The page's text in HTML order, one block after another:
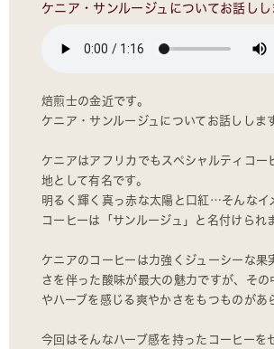
ケニア・サンルージュについてお話しし
焙煎士の金近です。
ケニア・サンルージュについてお話ししま
ケニアはアフリカでもスペシャルティコー
地として有名です。
明るく輝く真っ赤な太陽と口紅…そんなイ
コーヒーは「サンルージュ」と名付けられ
ケニアのコーヒーは力強くジューシーな果
さを伴った酸味が最大の魅力ですが、その
やハーブを感じる爽やかさをもつものがあ
今回はそんなハーブ感を持ったコーヒーを